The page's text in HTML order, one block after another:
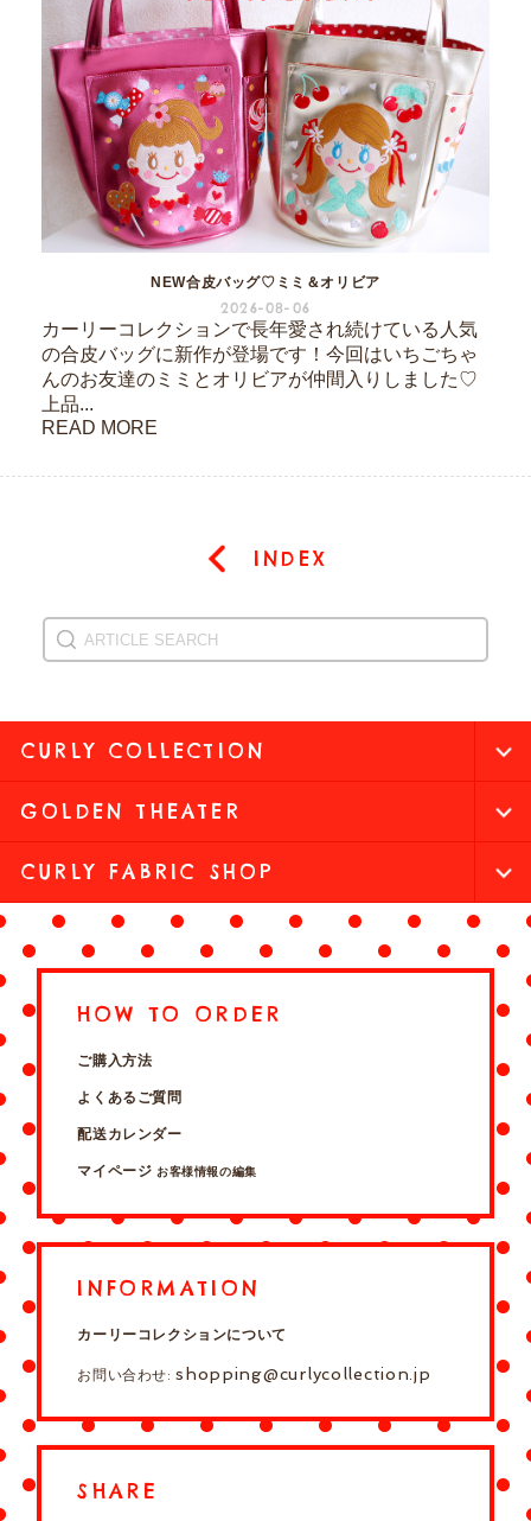
NEW合皮バッグ♡ミミ＆オリビア
2026-08-06
カーリーコレクションで長年愛され続けている人気
の合皮バッグに新作が登場です！今回はいちごちゃ
んのお友達のミミとオリビアが仲間入りしました♡
上品...
READ MORE
INDEX
CURLY COLLECTION
GOLDEN THEATER
CURLY FABRIC SHOP
HOW TO ORDER
ご購入方法
よくあるご質問
配送カレンダー
マイページ お客様情報の編集
INFORMATION
カーリーコレクションについて
お問い合わせ:shopping@curlycollection.jp
SHARE